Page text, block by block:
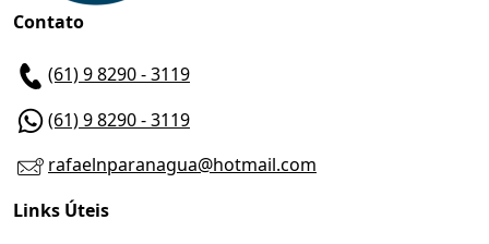
Contato
(61) 9 8290 - 3119
(61) 9 8290 - 3119
rafaelnparanagua@hotmail.com
Links Úteis